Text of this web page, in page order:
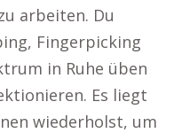
arbeiten. Du
Fingerpicking
in Ruhe üben
Es liegt
wiederholst, um